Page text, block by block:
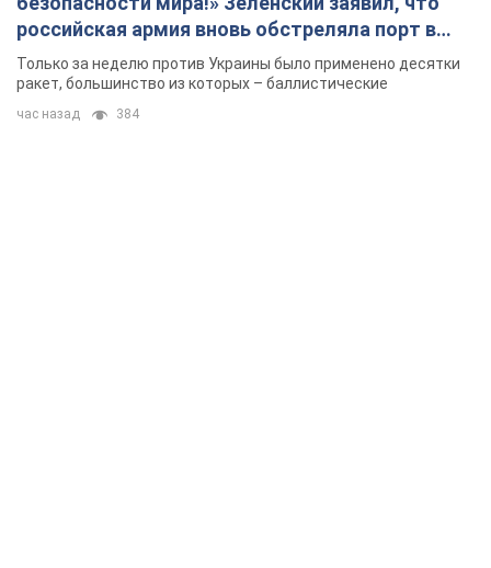
российская армия вновь обстреляла порт в
Одессе
Только за неделю против Украины было применено десятки
ракет, большинство из которых – баллистические
час назад 384